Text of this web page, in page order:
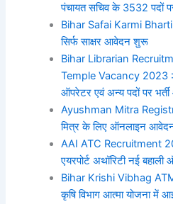
पंचायत सचिव के 3532 पदों
Bihar Safai Karmi Bharti
सिर्फ साक्षर आवेदन शुरू
Bihar Librarian
Temple Vacancy 2023 :
ऑपरेटर एवं अन्य पदों पर
Ayushman Mitra
मित्र के लिए ऑनलाइन
AAI ATC Recruitment
एयरपोर्ट अथॉरिटी नई
Bihar Krishi Vibhag
कृषि विभाग आत्मा योजना में